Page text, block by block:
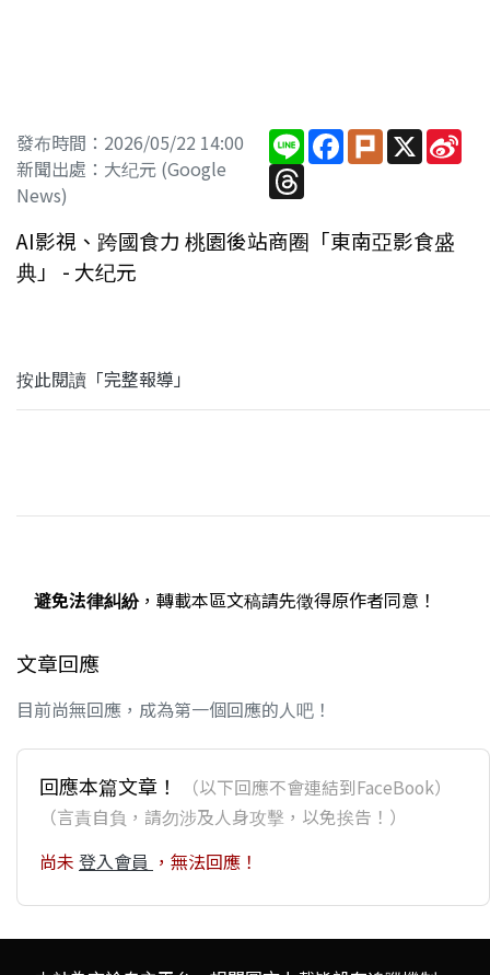
發布時間：2026/05/22 14:00
新聞出處：大纪元 (Google
News)
Line Facebook
PlurkX
Threads
AI影視、跨國食力 桃園後站商圈「東南亞影食盛
典」 - 大纪元
按此閱讀「完整報導」
避免法律糾紛，轉載本區文稿請先徵得原作者同意！
文章回應
目前尚無回應，成為第一個回應的人吧！
回應本篇文章！
（以下回應不會連結到FaceBook）
（言責自負，請勿涉及人身攻擊，以免挨告！）
尚未 登入會員 ，無法回應！